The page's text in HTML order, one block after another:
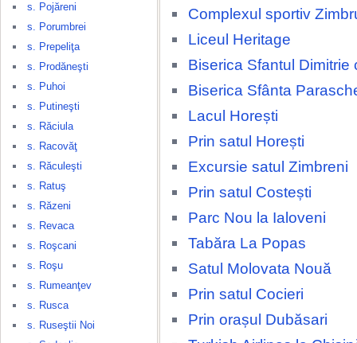
s. Pojăreni
s. Porumbrei
s. Prepeliţa
s. Prodăneşti
s. Puhoi
s. Putineşti
s. Răciula
s. Racovăţ
s. Răculeşti
s. Ratuş
s. Răzeni
s. Revaca
s. Roşcani
s. Roşu
s. Rumeanţev
s. Rusca
s. Ruseştii Noi
Complexul sportiv
Liceul Heritage
Biserica Sfantul Dimitrie
Biserica Sfânta
Lacul Horești
Prin satul Horești
Excursie satul Zimbreni
Prin satul Costești
Parc Nou la Ialoveni
Tabăra La Popas
Satul Molovata Nouă
Prin satul Cocieri
Prin orașul Dubăsari